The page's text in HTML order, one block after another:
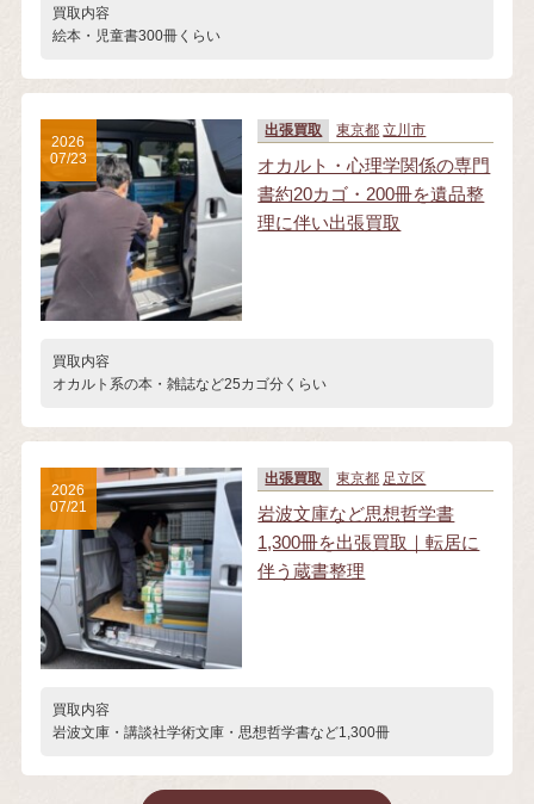
買取内容
絵本・児童書300冊くらい
出張買取 東京都 立川市
オカルト・心理学関係の専門
書約20カゴ・200冊を遺品整
理に伴い出張買取
買取内容
オカルト系の本・雑誌など25カゴ分くらい
2026
07/23
出張買取 東京都 足立区
岩波文庫など思想哲学書
1,300冊を出張買取｜転居に
伴う蔵書整理
買取内容
岩波文庫・講談社学術文庫・思想哲学書など1,300冊
2026
07/21